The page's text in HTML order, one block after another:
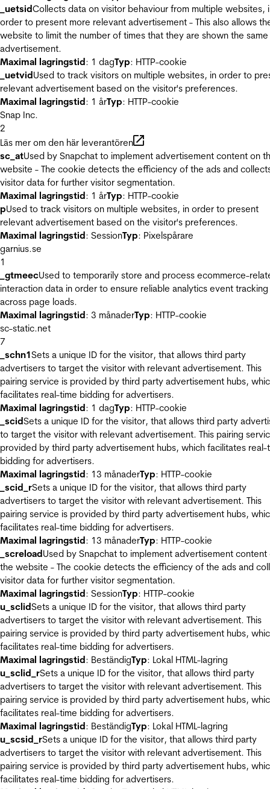
_uetsidCollects data on visitor behaviour from multiple websites,
order to present more relevant advertisement - This also allows
website to limit the number of times that they are shown the same
advertisement.
Maximal lagringstid: 1 dagTyp: HTTP-cookie
_uetvidUsed to track visitors on multiple websites, in order to
relevant advertisement based on the visitor's preferences.
Maximal lagringstid: 1 årTyp: HTTP-cookie
Snap Inc.
2
Läs mer om den här leverantören
sc_atUsed by Snapchat to implement advertisement content on
website - The cookie detects the efficiency of the ads and
visitor data for further visitor segmentation.
Maximal lagringstid: 1 årTyp: HTTP-cookie
pUsed to track visitors on multiple websites, in order to present
relevant advertisement based on the visitor's preferences.
Maximal lagringstid: SessionTyp: Pixelspårare
garnius.se
1
_gtmeecUsed to temporarily store and process ecommerce-
interaction data in order to ensure reliable analytics event tracking
across page loads.
Maximal lagringstid: 3 månaderTyp: HTTP-cookie
sc-static.net
7
_schn1Sets a unique ID for the visitor, that allows third party
advertisers to target the visitor with relevant advertisement. This
pairing service is provided by third party advertisement hubs,
facilitates real-time bidding for advertisers.
Maximal lagringstid: 1 dagTyp: HTTP-cookie
_scidSets a unique ID for the visitor, that allows third party
to target the visitor with relevant advertisement. This pairing
provided by third party advertisement hubs, which facilitates real-
bidding for advertisers.
Maximal lagringstid: 13 månaderTyp: HTTP-cookie
_scid_rSets a unique ID for the visitor, that allows third party
advertisers to target the visitor with relevant advertisement. This
pairing service is provided by third party advertisement hubs,
facilitates real-time bidding for advertisers.
Maximal lagringstid: 13 månaderTyp: HTTP-cookie
_screloadUsed by Snapchat to implement advertisement content
the website - The cookie detects the efficiency of the ads and
visitor data for further visitor segmentation.
Maximal lagringstid: SessionTyp: HTTP-cookie
u_sclidSets a unique ID for the visitor, that allows third party
advertisers to target the visitor with relevant advertisement. This
pairing service is provided by third party advertisement hubs,
facilitates real-time bidding for advertisers.
Maximal lagringstid: BeständigTyp: Lokal HTML-lagring
u_sclid_rSets a unique ID for the visitor, that allows third party
advertisers to target the visitor with relevant advertisement. This
pairing service is provided by third party advertisement hubs,
facilitates real-time bidding for advertisers.
Maximal lagringstid: BeständigTyp: Lokal HTML-lagring
u_scsid_rSets a unique ID for the visitor, that allows third party
advertisers to target the visitor with relevant advertisement. This
pairing service is provided by third party advertisement hubs,
facilitates real-time bidding for advertisers.